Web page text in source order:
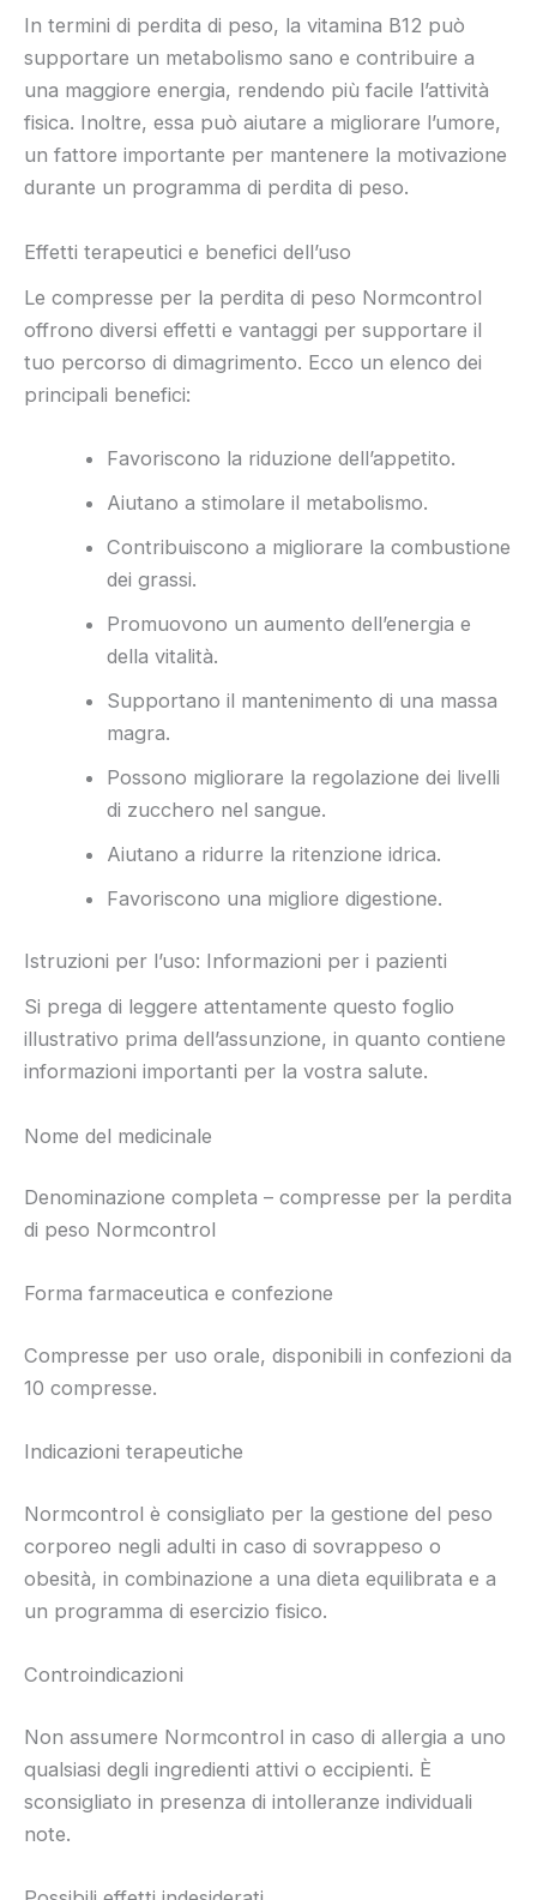
In termini di perdita di peso, la vitamina B12 può
supportare un metabolismo sano e contribuire a
una maggiore energia, rendendo più facile l’attività
fisica. Inoltre, essa può aiutare a migliorare l’umore,
un fattore importante per mantenere la motivazione
durante un programma di perdita di peso.
Effetti terapeutici e benefici dell’uso
Le compresse per la perdita di peso Normcontrol
offrono diversi effetti e vantaggi per supportare il
tuo percorso di dimagrimento. Ecco un elenco dei
principali benefici:
Favoriscono la riduzione dell’appetito.
Aiutano a stimolare il metabolismo.
Contribuiscono a migliorare la combustione
dei grassi.
Promuovono un aumento dell’energia e
della vitalità.
Supportano il mantenimento di una massa
magra.
Possono migliorare la regolazione dei livelli
di zucchero nel sangue.
Aiutano a ridurre la ritenzione idrica.
Favoriscono una migliore digestione.
Istruzioni per l’uso: Informazioni per i pazienti
Si prega di leggere attentamente questo foglio
illustrativo prima dell’assunzione, in quanto contiene
informazioni importanti per la vostra salute.
Nome del medicinale
Denominazione completa – compresse per la perdita
di peso Normcontrol
Forma farmaceutica e confezione
Compresse per uso orale, disponibili in confezioni da
10 compresse.
Indicazioni terapeutiche
Normcontrol è consigliato per la gestione del peso
corporeo negli adulti in caso di sovrappeso o
obesità, in combinazione a una dieta equilibrata e a
un programma di esercizio fisico.
Controindicazioni
Non assumere Normcontrol in caso di allergia a uno
qualsiasi degli ingredienti attivi o eccipienti. È
sconsigliato in presenza di intolleranze individuali
note.